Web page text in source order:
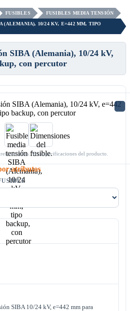
FUSIBLES
FUSIBLES MEDIA TENSIÓN
(ALEMANIA), 10/24 KV, E=442 MM, TIPO
SIBA (Alemania), 10/24 kV,
con percutor
Ver especificaciones del producto.
atributos
SIBA 10/24 kV, e=442 mm para